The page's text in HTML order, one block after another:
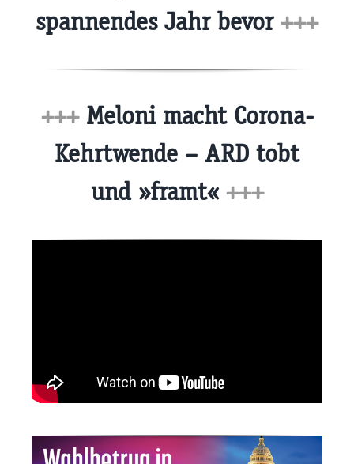
spannendes Jahr bevor+++
+++Meloni macht Corona-
Kehrtwende – ARD tobt
und »framt« +++